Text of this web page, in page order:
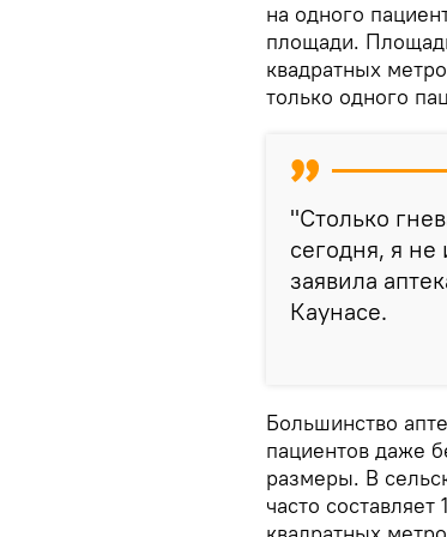
на одного
площади.
квадратных
только одного
"Столько
сегодня, я
заявила
Каунасе.
Большинство
пациентов даже
размеры. В
часто